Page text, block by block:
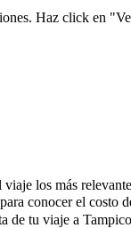
Haz click en
los más
conocer el costo
de tu viaje a